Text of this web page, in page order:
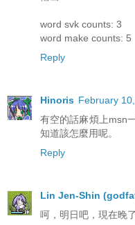
word svk counts: 3
word make counts: 5
Reply
Hinoris February
有空的話麻煩上msn
知道該怎麼用呢。
Reply
Lin Jen-Shin
呵，明日吧，現在晚了